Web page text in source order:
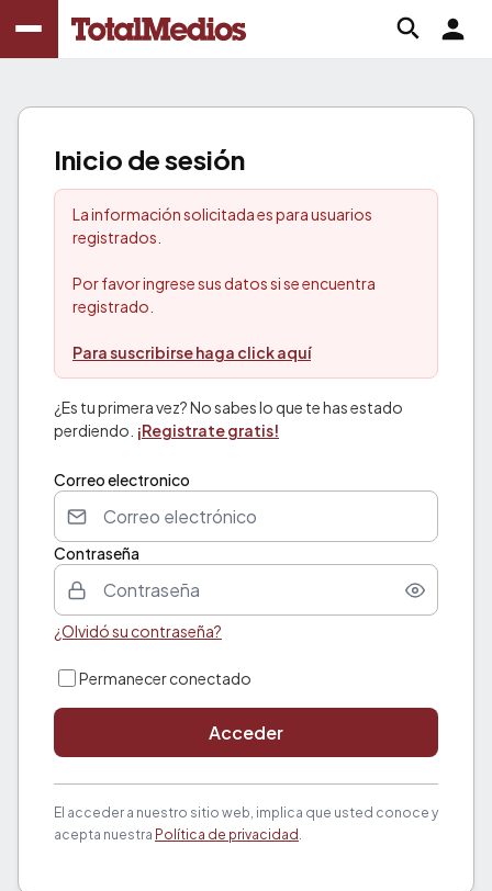
Inicio de sesión
La información solicitada es para usuarios
registrados.
Por favor ingrese sus datos si se encuentra
registrado.
Para suscribirse haga click aquí
¿Es tu primera vez? No sabes lo que te has estado
perdiendo. ¡Registrate gratis!
Correo electronico
Contraseña
¿Olvidó su contraseña?
Permanecer conectado
Acceder
El acceder a nuestro sitio web, implica que usted conoce y
acepta nuestra Política de privacidad .